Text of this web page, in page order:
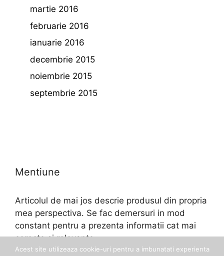
martie 2016
februarie 2016
ianuarie 2016
decembrie 2015
noiembrie 2015
septembrie 2015
Mentiune
Articolul de mai jos descrie produsul din propria
mea perspectiva. Se fac demersuri in mod
constant pentru a prezenta informatii cat mai
corecte si relevante.
Acest site utilizeaza cookie-uri pentru a imbunatati experienta